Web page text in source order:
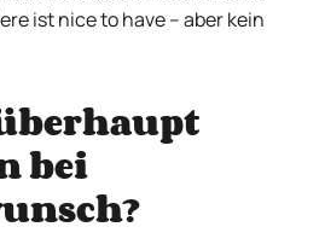
ist nice to have – aber kein
bei